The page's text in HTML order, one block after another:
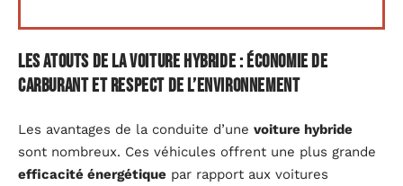
Les atouts de la voiture hybride : économie de
carburant et respect de l’environnement
Les avantages de la conduite d’une voiture hybride
sont nombreux. Ces véhicules offrent une plus grande
efficacité énergétique par rapport aux voitures